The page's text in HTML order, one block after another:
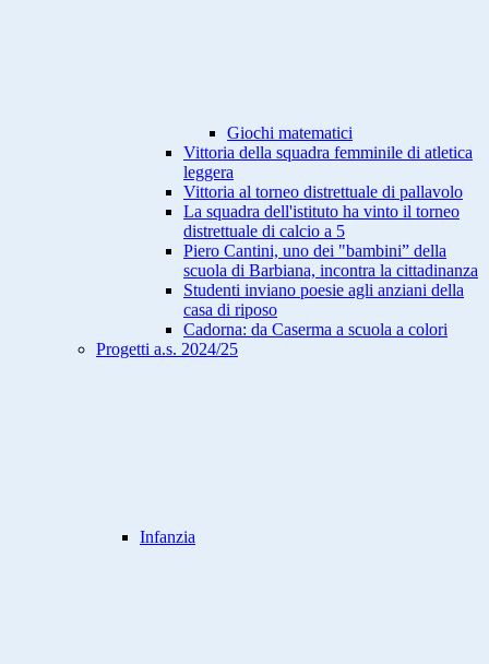
Giochi matematici
Vittoria della squadra femminile di atletica
leggera
Vittoria al torneo distrettuale di pallavolo
La squadra dell'istituto ha vinto il torneo
distrettuale di calcio a 5
Piero Cantini, uno dei "bambini” della
scuola di Barbiana, incontra la cittadinanza
Studenti inviano poesie agli anziani della
casa di riposo
Cadorna: da Caserma a scuola a colori
Progetti a.s. 2024/25
Infanzia